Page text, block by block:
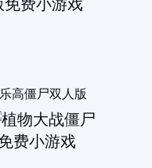
乐高僵尸双人版